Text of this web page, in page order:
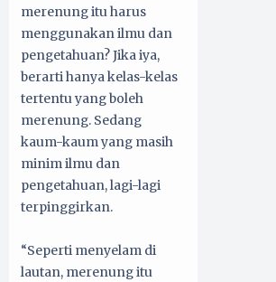
merenung itu harus
menggunakan ilmu dan
pengetahuan? Jika iya,
berarti hanya kelas-kelas
tertentu yang boleh
merenung. Sedang
kaum-kaum yang masih
minim ilmu dan
pengetahuan, lagi-lagi
terpinggirkan.
“Seperti menyelam di
lautan, merenung itu